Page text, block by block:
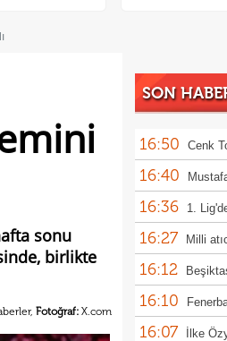
sonu
birlikte
Fotoğraf: X.com
SON
16:50 Cenk
16:40
16:36 1.
16:27 Milli
Avrupa
16:12
şampiyonluk
16:10
direktör oldu
16:07 İlke